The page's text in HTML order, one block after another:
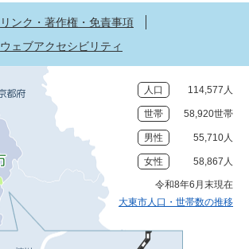
リンク・著作権・免責事項
ウェブアクセシビリティ
人口 114,577人
世帯 58,920世帯
男性 55,710人
女性 58,867人
令和8年6月末現在
大東市人口・世帯数の推移